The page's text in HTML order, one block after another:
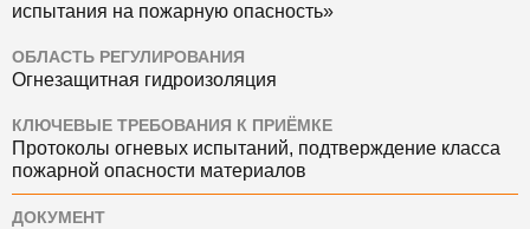
испытания на пожарную опасность»
ОБЛАСТЬ РЕГУЛИРОВАНИЯ
Огнезащитная гидроизоляция
КЛЮЧЕВЫЕ ТРЕБОВАНИЯ К ПРИЁМКЕ
Протоколы огневых испытаний, подтверждение класса
пожарной опасности материалов
ДОКУМЕНТ